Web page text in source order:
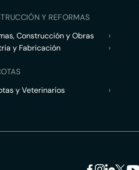
Y REFORMAS
Construcción y Obras
›
y Fabricación
›
y Veterinarios
›